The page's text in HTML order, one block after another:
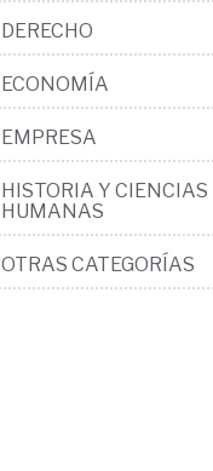
DERECHO
ECONOMÍA
EMPRESA
HISTORIA Y CIENCIAS
HUMANAS
OTRAS CATEGORÍAS